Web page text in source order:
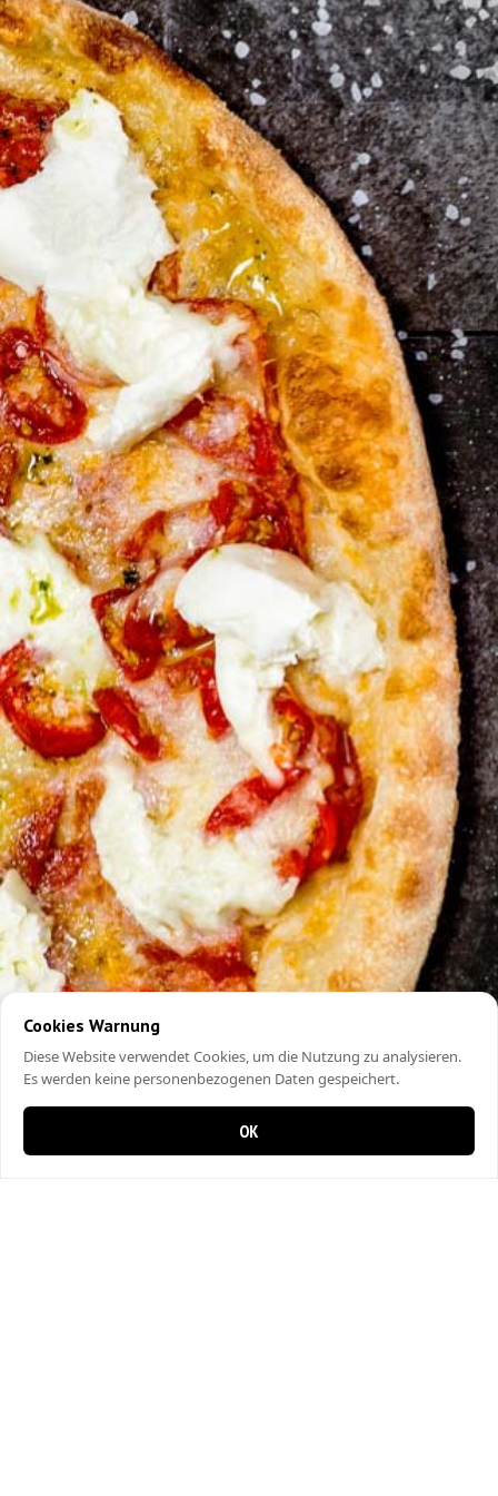
Cookies Warnung
Diese Website verwendet Cookies, um die Nutzung zu analysieren.
Es werden keine personenbezogenen Daten gespeichert.
OK